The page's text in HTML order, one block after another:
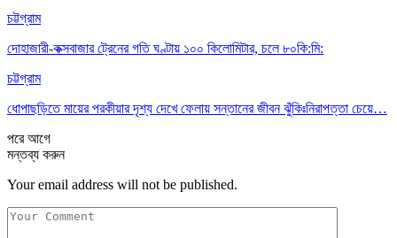
চট্টগ্রাম
দোহাজারী-কক্সবাজার ট্রেনের গতি ঘণ্টায় ১০০ কিলোমিটার, চলে ৮০কি:মি:
চট্টগ্রাম
ধোপাছড়িতে মায়ের পরকীয়ার দৃশ্য দেখে ফেলায় সন্তানের জীবন ঝুঁকিঃনিরাপত্তা চেয়ে…
পরেআগে
মন্তব্য করুন
Your email address will not be published.